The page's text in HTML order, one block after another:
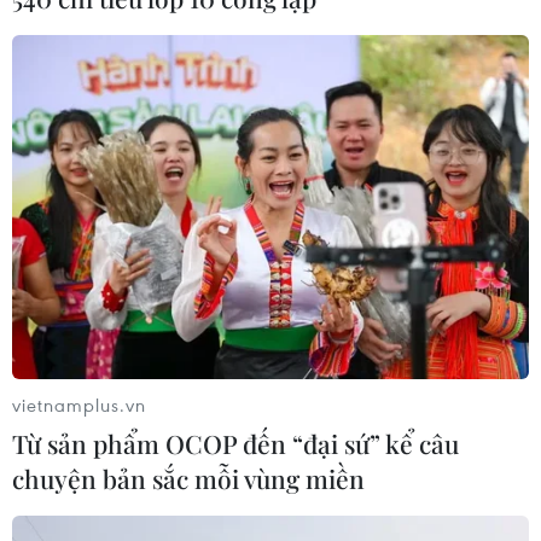
lừa bán căn hộ tái định cư, chiếm
đoạt hơn 2 tỷ đồng
08/08/2026 13:41
Khởi tố 19 đối tượng cướp
giật tài sản tại Công ty Tân Huê Viên
08/08/2026 08:52
Tây Ninh ngăn chặn, xử lý nghiêm
các vụ việc xâm phạm quyền sở hữu
08/08/2026 04:29
Dắt chó đi dạo không đúng quy
vietnamplus.vn
Từ sản phẩm OCOP đến “đại sứ” kể câu
chuyện bản sắc mỗi vùng miền